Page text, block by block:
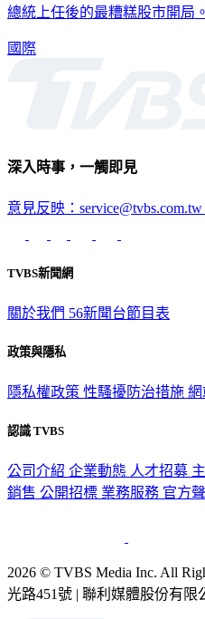
總統上任後的最糟糕股市開局。
國際
深入時事，一觸即見
意見反映：service@tvbs.com.tw
TVBS新聞網
關於我們 56新聞台節目表
政策與隱私
隱私權政策 性騷擾防治措施 網
認識 TVBS
公司介紹 企業動態 人才招募
銷售 公開招標 業務服務 官方
2026 © TVBS Media Inc. All
光路451號 | 聯利媒體股份有限